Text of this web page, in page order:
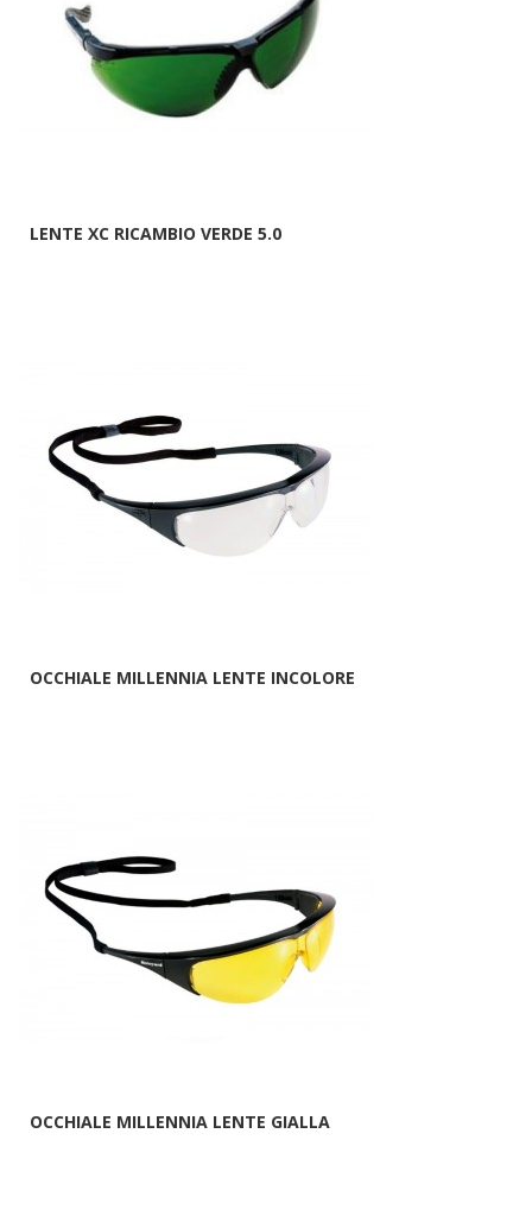
LENTE XC RICAMBIO VERDE 5.0
OCCHIALE MILLENNIA LENTE INCOLORE
OCCHIALE MILLENNIA LENTE GIALLA